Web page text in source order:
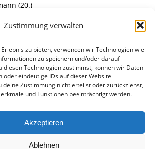
Zustimmung verwalten
zu bieten, verwenden wir Technologien wie
zu speichern und/oder darauf
diesen Technologien zustimmst, können wir Daten
oder eindeutige IDs auf dieser Website
deine Zustimmung nicht erteilst oder zurückziehst,
und Funktionen beeinträchtigt werden.
Akzeptieren
Ablehnen
(20.)
(61.)
Vorkommnisse
schießt Foulelfmeter an den
Partien der beiden Mannschaften